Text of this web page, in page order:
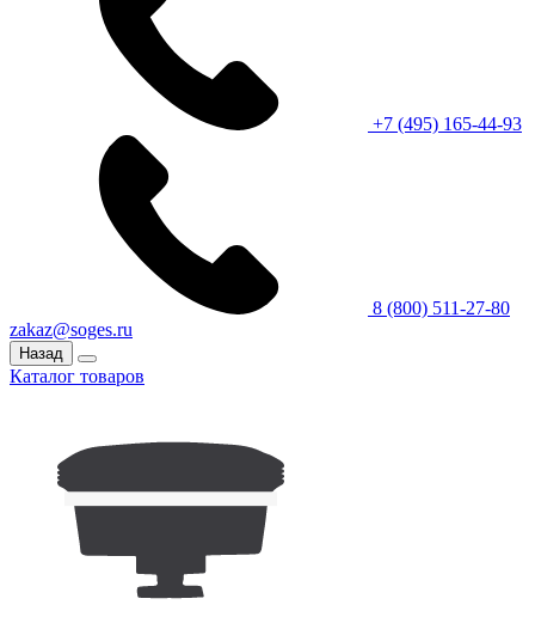
+7 (495) 165-44-93
8 (800) 511-27-80
zakaz@soges.ru
Назад
Каталог товаров